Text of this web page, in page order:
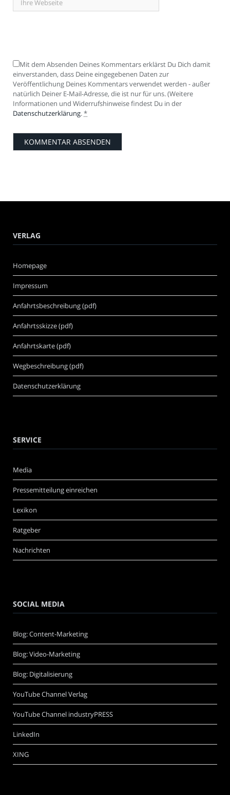
Mit dem Absenden Deines Kommentars erklärst Du Dich damit
einverstanden, dass Deine eingegebenen Daten zur
Veröffentlichung Deines Kommentars verwendet werden - außer
natürlich Deiner E-Mail-Adresse, die ist nur für uns. (Weitere
Informationen und Widerrufshinweise findest Du in der
Datenschutzerklärung.*
VERLAG
Homepage
Impressum
Anfahrtsbeschreibung (pdf)
Anfahrtsskizze (pdf)
Anfahrtskarte (pdf)
Wegbeschreibung (pdf)
Datenschutzerklärung
SERVICE
Media
Pressemitteilung einreichen
Lexikon
Ratgeber
Nachrichten
SOCIAL MEDIA
Blog: Content-Marketing
Blog: Video-Marketing
Blog: Digitalisierung
YouTube Channel Verlag
YouTube Channel industryPRESS
LinkedIn
XING